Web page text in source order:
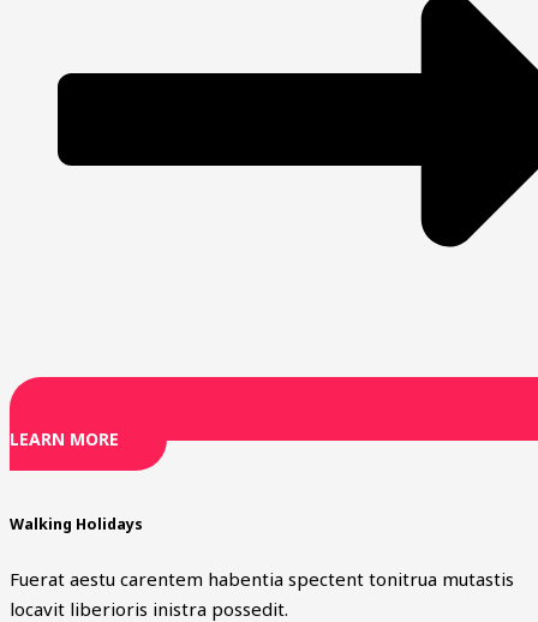
LEARN MORE
Walking Holidays
Fuerat aestu carentem habentia spectent tonitrua mutastis
locavit liberioris inistra possedit.